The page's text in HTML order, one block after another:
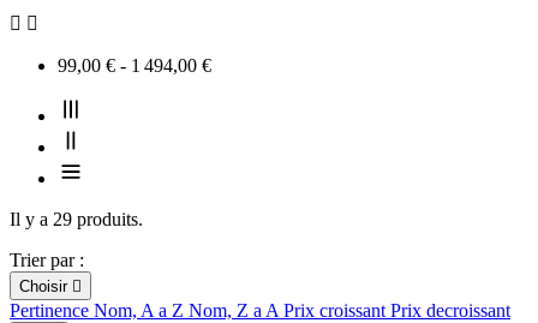
 
99,00 € - 1 494,00 €
Il y a 29 produits.
Trier par :
Choisir 
Pertinence Nom, A a Z Nom, Z a A Prix croissant Prix decroissant